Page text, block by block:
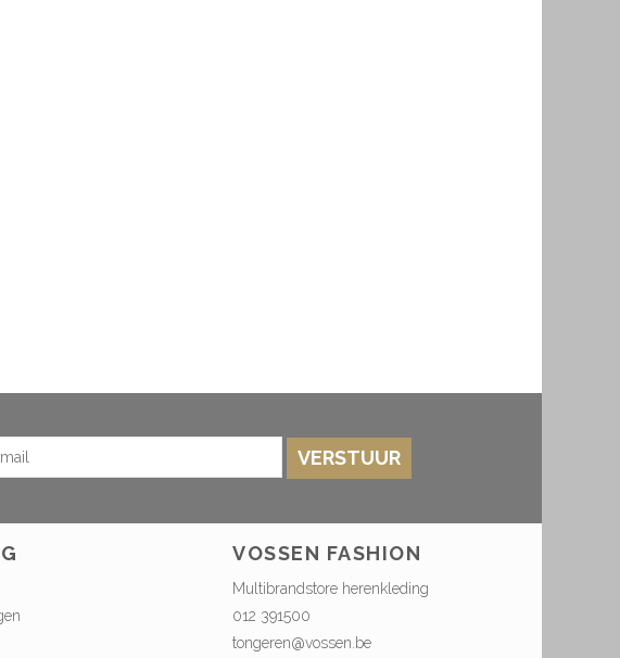
VERSTUUR
VOSSEN FASHION
Multibrandstore herenkleding
012 391500
tongeren@vossen.be